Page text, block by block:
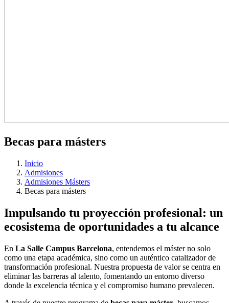
Becas para másters
Inicio
Admisiones
Admisiones Másters
Becas para másters
Impulsando tu proyección profesional: un
ecosistema de oportunidades a tu alcance
En La Salle Campus Barcelona, entendemos el máster no solo
como una etapa académica, sino como un auténtico catalizador de
transformación profesional. Nuestra propuesta de valor se centra en
eliminar las barreras al talento, fomentando un entorno diverso
donde la excelencia técnica y el compromiso humano prevalecen.